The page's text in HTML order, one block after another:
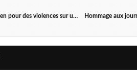
[Rennes] Un policier mis en examen pour des violences sur un syndicaliste